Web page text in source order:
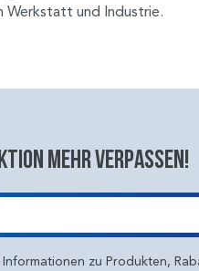
Werkstatt und Industrie.
mehr verpassen!
zu Produkten,